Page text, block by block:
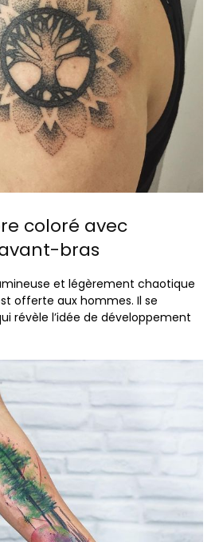
coloré avec
bras
et légèrement chaotique
offerte aux hommes. Il se
révèle l’idée de développement